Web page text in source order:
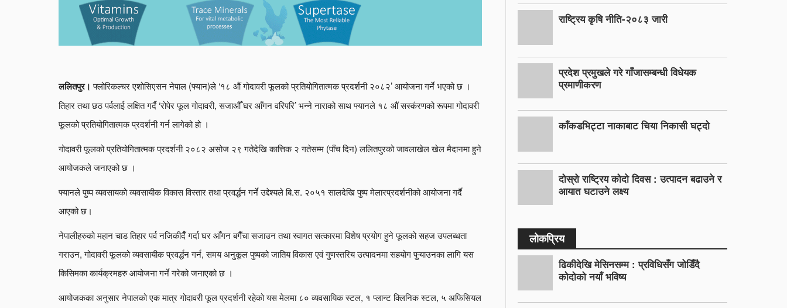
ललितपुर। फ्लोरिकल्चर एशोसिएसन नेपाल (फ्यान)ले ‘१८ औं गोदावरी फूलको प्रतियोगितात्मक प्रदर्शनी २०८२’ आयोजना गर्ने भएको छ ।
तिहार तथा छठ पर्वलाई लक्षित गर्दै ‘रोपेर फूल गोदावरी, सजाऔँ घर आँगन वरिपरि’ भन्ने नाराको साथ फ्यानले १८ औं सस्कंरणको रूपमा गोदावरी
फूलको प्रतियोगितात्मक प्रदर्शनी गर्न लागेको हो ।
गोदावरी फूलको प्रतियोगितात्मक प्रदर्शनी २०८२ असोज २९ गतेदेखि कात्तिक २ गतेसम्म (पाँच दिन) ललितपुरको जावलाखेल खेल मैदानमा हुने
आयोजकले जनाएको छ ।
फ्यानले पुष्प व्यवसायको व्यवसायीक विकास विस्तार तथा प्रवर्द्धन गर्ने उद्देश्यले बि.स. २०५१ सालदेखि पुष्प मेलारप्रदर्शनीको आयोजना गर्दै
आएको छ।
नेपालीहरुको महान चाड तिहार पर्व नजिकीदैँ गर्दा घर आँगन बगैँचा सजाउन तथा स्वागत सत्कारमा विशेष प्रयोग हुने फूलको सहज उपलब्धता
गराउन, गोदावरी फूलको व्यवसायीक प्रवर्द्धन गर्न, समय अनुकूल पुष्पको जातिय विकास एवं गुणस्तरिय उत्पादनमा सहयोग पुऱ्याउनका लागि यस
किसिमका कार्यक्रमहरु आयोजना गर्ने गरेको जनाएको छ ।
आयोजकका अनुसार नेपालको एक मात्र गोदावरी फूल प्रदर्शनी रहेको यस मेलमा ८० व्यवसायिक स्टल, १ प्लान्ट क्लिनिक स्टल, ५ अफिसियल
राष्ट्रिय कृषि नीति-२०८३ जारी
प्रदेश प्रमुखले गरे गाँजासम्बन्धी विधेयक
प्रमाणीकरण
काँकडभिट्टा नाकाबाट चिया निकासी घट्दो
दोस्रो राष्ट्रिय कोदो दिवस : उत्पादन बढाउने र
आयात घटाउने लक्ष्य
लोकप्रिय
ढिकीदेखि मेसिनसम्म : प्रविधिसँग जोडिँदै
कोदोको नयाँ भविष्य